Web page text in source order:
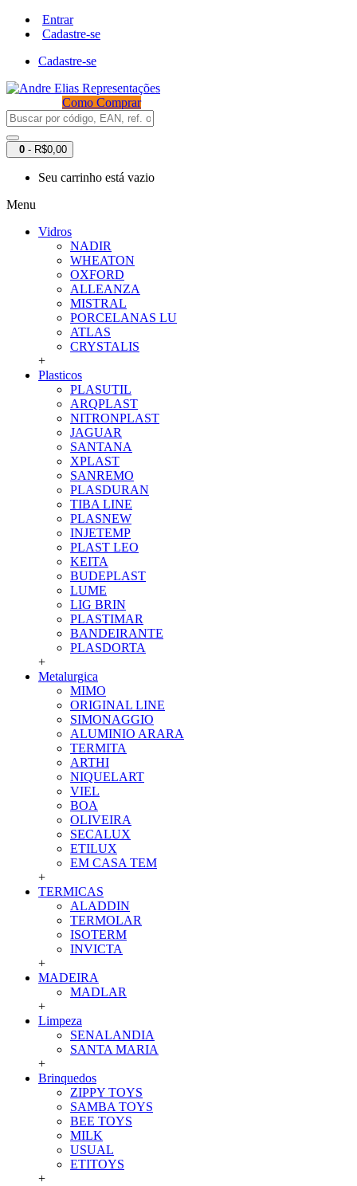
Entrar
Cadastre-se
Cadastre-se
Como Comprar
0 - R$0,00
Seu carrinho está vazio
Menu
Vidros
NADIR
WHEATON
OXFORD
ALLEANZA
MISTRAL
PORCELANAS LU
ATLAS
CRYSTALIS
+
Plasticos
PLASUTIL
ARQPLAST
NITRONPLAST
JAGUAR
SANTANA
XPLAST
SANREMO
PLASDURAN
TIBA LINE
PLASNEW
INJETEMP
PLAST LEO
KEITA
BUDEPLAST
LUME
LIG BRIN
PLASTIMAR
BANDEIRANTE
PLASDORTA
+
Metalurgica
MIMO
ORIGINAL LINE
SIMONAGGIO
ALUMINIO ARARA
TERMITA
ARTHI
NIQUELART
VIEL
BOA
OLIVEIRA
SECALUX
ETILUX
EM CASA TEM
+
TERMICAS
ALADDIN
TERMOLAR
ISOTERM
INVICTA
+
MADEIRA
MADLAR
+
Limpeza
SENALANDIA
SANTA MARIA
+
Brinquedos
ZIPPY TOYS
SAMBA TOYS
BEE TOYS
MILK
USUAL
ETITOYS
+